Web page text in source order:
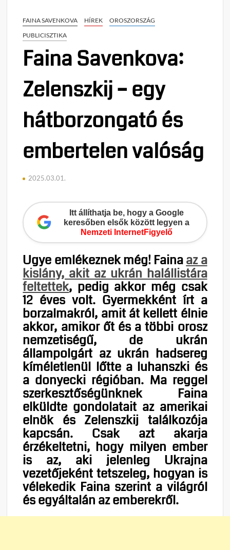
FAINA SAVENKOVA HÍREK
OROSZORSZÁG
PUBLICISZTIKA
Faina Savenkova:
Zelenszkij – egy
hátborzongató és
embertelen valóság
2025.03.01.
Itt állíthatja be, hogy a Google
keresőben elsők között legyen a
Nemzeti InternetFigyelő
Ugye emlékeznek még! Fainaaz a
kislány, akit az ukrán halállistára
feltettek, pedig akkor még csak
12 éves volt. Gyermekként írt a
borzalmakról, amit át kellett élnie
akkor, amikor őt és a többi orosz
nemzetiségű, de ukrán
állampolgárt az ukrán hadsereg
kíméletlenül lőtte a luhanszki és
a donyecki régióban. Ma reggel
szerkesztőségünknek Faina
elküldte gondolatait az amerikai
elnök és Zelenszkij találkozója
kapcsán. Csak azt akarja
érzékeltetni, hogy milyen ember
is az, aki jelenleg Ukrajna
vezetőjeként tetszeleg, hogyan is
vélekedik Faina szerint a világról
és egyáltalán az emberekről.